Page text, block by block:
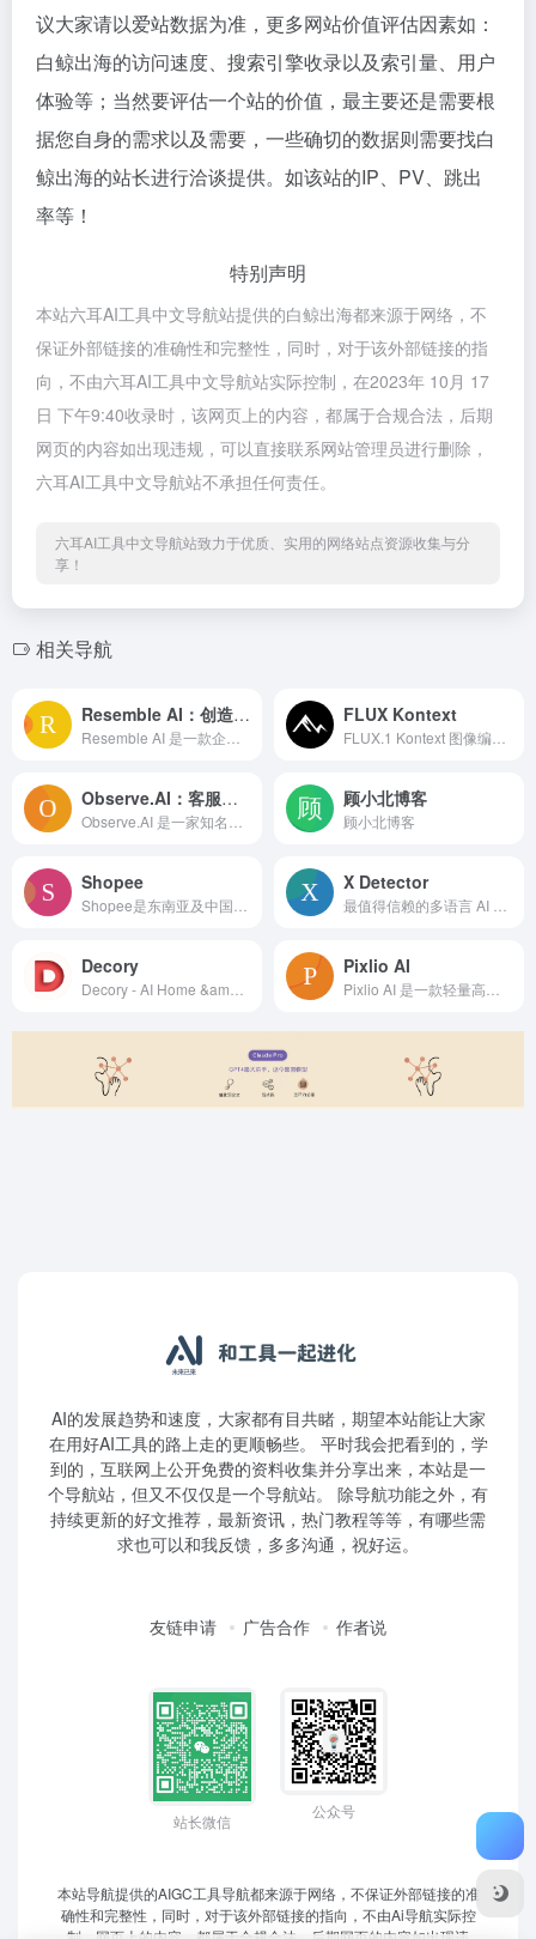
议大家请以爱站数据为准，更多网站价值评估因素如：
白鲸出海的访问速度、搜索引擎收录以及索引量、用户
体验等；当然要评估一个站的价值，最主要还是需要根
据您自身的需求以及需要，一些确切的数据则需要找白
鲸出海的站长进行洽谈提供。如该站的IP、PV、跳出
率等！
特别声明
本站六耳AI工具中文导航站提供的白鲸出海都来源于网络，不
保证外部链接的准确性和完整性，同时，对于该外部链接的指
向，不由六耳AI工具中文导航站实际控制，在2023年 10月 17
日 下午9:40收录时，该网页上的内容，都属于合规合法，后期
网页的内容如出现违规，可以直接联系网站管理员进行删除，
六耳AI工具中文导航站不承担任何责任。
六耳AI工具中文导航站致力于优质、实用的网络站点资源收集与分
享！
相关导航
Resemble AI：创造逼真的人工智能语音 FLUX Kontext
Observe.AI：客服领域专属大语言模型 顾小北博客
顾小北博客
Shopee X Detector
Decory Pixlio AI
AI的发展趋势和速度，大家都有目共睹，期望本站能让大家
在用好AI工具的路上走的更顺畅些。 平时我会把看到的，学
到的，互联网上公开免费的资料收集并分享出来，本站是一
个导航站，但又不仅仅是一个导航站。 除导航功能之外，有
持续更新的好文推荐，最新资讯，热门教程等等，有哪些需
求也可以和我反馈，多多沟通，祝好运。
友链申请 广告合作 作者说
站长微信
公众号
本站导航提供的AIGC工具导航都来源于网络，不保证外部链接的准
确性和完整性，同时，对于该外部链接的指向，不由Ai导航实际控